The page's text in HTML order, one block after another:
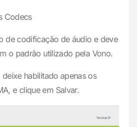
Codecs
de codificação de áudio e deve
o padrão utilizado pela Vono.
habilitado apenas os
e clique em Salvar.